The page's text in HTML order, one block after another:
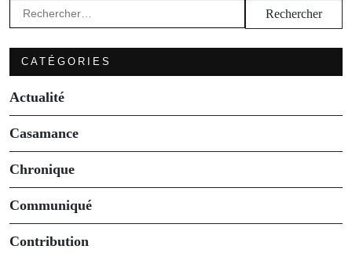
Rechercher :
CATÉGORIES
Actualité
Casamance
Chronique
Communiqué
Contribution